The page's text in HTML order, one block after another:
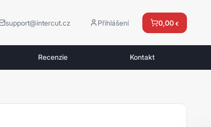
support@intercut.cz Přihlášení 0,00 €
Recenzie Kontakt